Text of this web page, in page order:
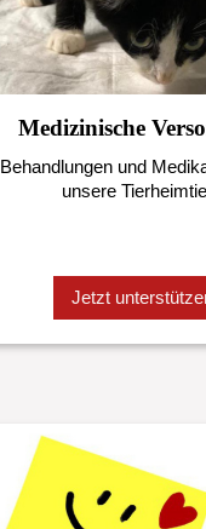
Medizinische
Behandlungen und
unsere
Jetzt